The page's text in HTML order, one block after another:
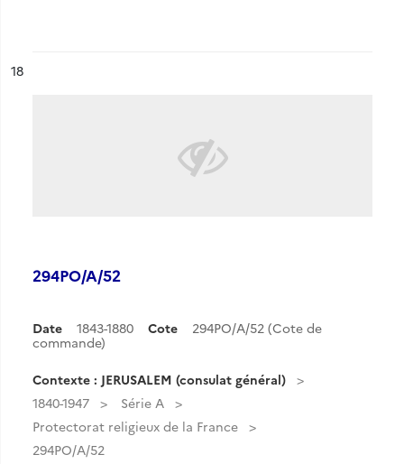
n°
18
294PO/A/52
Date 1843-1880 Cote
294PO/A/52 (Cote de
commande)
Contexte : JERUSALEM (consulat général)
1840-1947
Série A
Protectorat religieux de la France
294PO/A/52